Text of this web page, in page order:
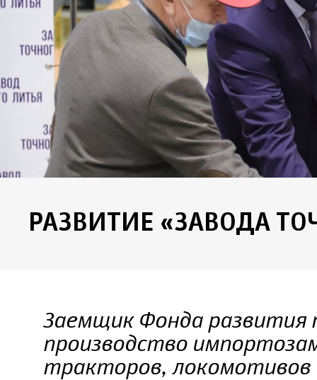
РАЗВИТИЕ «ЗАВОДА
Заемщик Фонда развития
производство
тракторов,